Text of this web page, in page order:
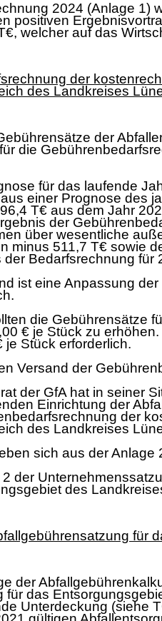
2024 (Anlage 1)
positiven
welcher auf das
der
des Landkreises
der
die
für das laufende
einer Prognose des
T€ aus dem Jahr
der
über wesentliche
minus 511,7 T€ sowie
der Bedarfsrechnung für
ist eine Anpassung
die Gebührensätze
€ je Stück zu
je Stück erforderlich.
Versand der
der GfA hat in seiner
Einrichtung der
der
des Landkreises
sich aus der Anlage
der
des
für
der
für das
Unterdeckung (siehe